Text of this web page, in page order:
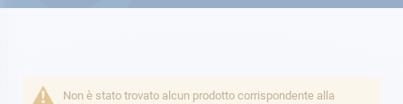
Non è stato trovato alcun prodotto corrispondente alla